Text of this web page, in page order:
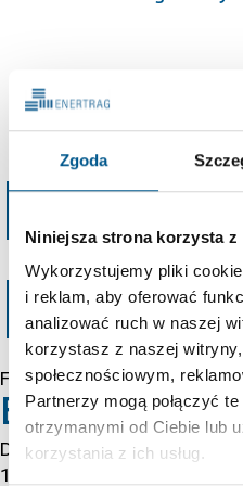
Zgoda
Niniejsza strona korzysta
Wykorzystujemy pliki
i reklam, aby oferować
analizować ruch w naszej
korzystasz z naszej
społecznościowym,
Partnerzy mogą połączyć
otrzymanymi od Ciebie lub
korzystania z ich usług.
24.09.2024
Error
Forbidden
Error 54113
Details: cache-cmh1290031-
193226042